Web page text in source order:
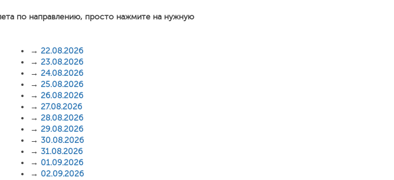
по направлению, просто нажмите на нужную
→ 22.08.2026
→ 23.08.2026
→ 24.08.2026
→ 25.08.2026
→ 26.08.2026
→ 27.08.2026
→ 28.08.2026
→ 29.08.2026
→ 30.08.2026
→ 31.08.2026
→ 01.09.2026
→ 02.09.2026